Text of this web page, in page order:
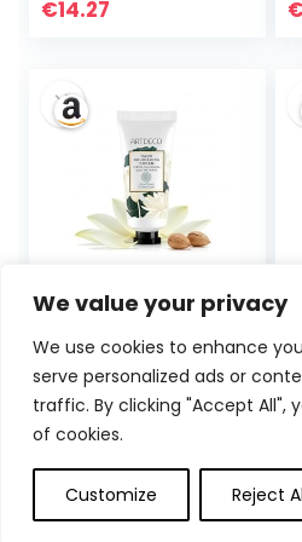
We value your privacy
We use cookies to enhance
serve personalized ads or
traffic. By clicking "Accept All",
of cookies.
Customize Reject
Erhöht sofort den
Schutzschicht und
verhindert
Feuchtigkeitsverlu
€14.27
ARTDECO Hand
Nourishing Cream
–
Feuchtigkeitsspen
dender
Handbalsam mit
Sheabutter &
Lotusextrakt –
Pflegende
Handcreme für
€ 3.95 €